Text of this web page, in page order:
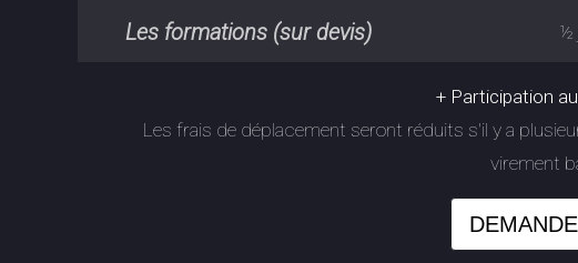
Les formations (sur devis) ½
+ Participation
Les frais de déplacement seront réduits s'il y a
virement